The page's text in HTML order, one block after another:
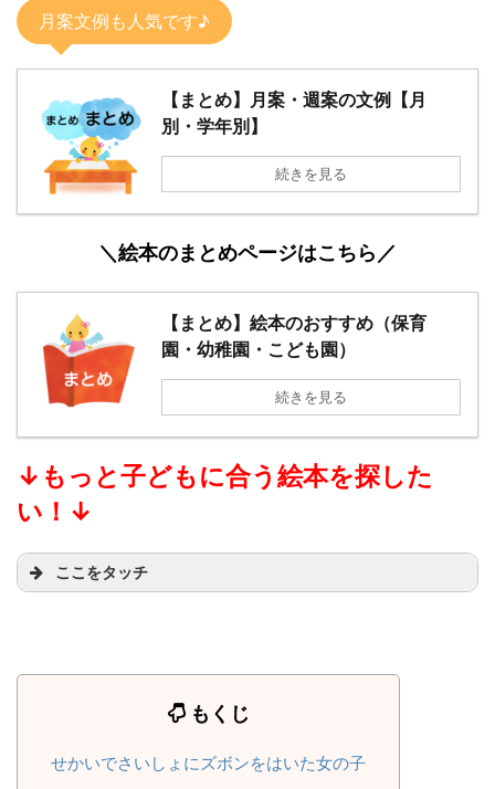
月案文例も人気です♪
【まとめ】月案・週案の文例【月
別・学年別】
続きを見る
＼絵本のまとめページはこちら／
【まとめ】絵本のおすすめ（保育
園・幼稚園・こども園）
続きを見る
↓もっと子どもに合う絵本を探した
い！ ↓
ここをタッチ
もくじ
せかいでさいしょにズボンをはいた女の子